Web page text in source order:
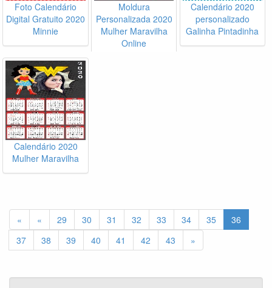
Foto Calendário
Digital Gratuito 2020
Minnie
Moldura
Personalizada 2020
Mulher Maravilha
Online
Calendário 2020
personalizado
Galinha Pintadinha
Calendário 2020
Mulher Maravilha
« « 29 30 31 32 33 34 35
36
37
38 39 40 41 42 43 »